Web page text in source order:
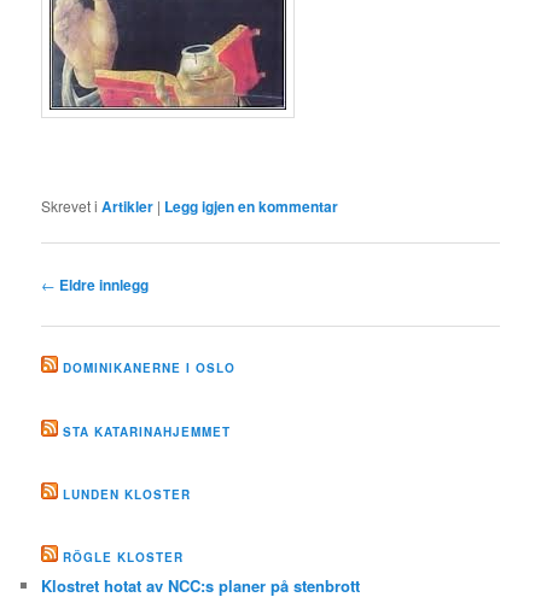
Skrevet i Artikler | Legg igjen en kommentar
Innleggsnavigasjon
← Eldre innlegg
DOMINIKANERNE I OSLO
STA KATARINAHJEMMET
LUNDEN KLOSTER
RÖGLE KLOSTER
Klostret hotat av NCC:s planer på stenbrott